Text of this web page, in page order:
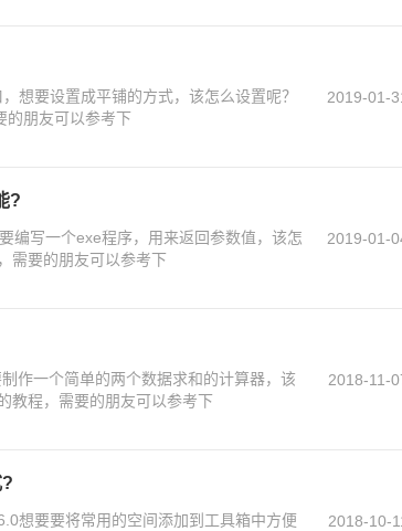
想要设置成平铺的方式，该怎么设置呢？
的朋友可以参考下
2019-01-
?
编写一个exe程序，用来返回参数值，该怎
需要的朋友可以参考下
2019-01-
作一个简单的两个数据求和的计算器，该
教程，需要的朋友可以参考下
2018-11-
想要要将常用的空间添加到工具箱中方便
2018-10-